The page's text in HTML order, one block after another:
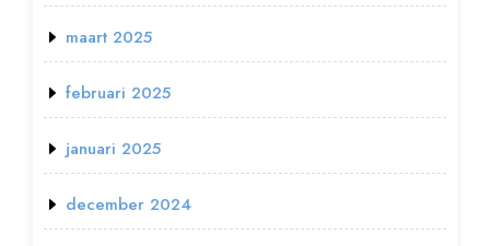
maart 2025
februari 2025
januari 2025
december 2024